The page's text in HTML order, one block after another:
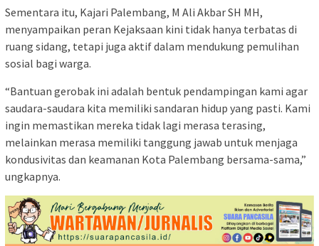
Sementara itu, Kajari Palembang, M Ali Akbar SH MH,
menyampaikan peran Kejaksaan kini tidak hanya terbatas di
ruang sidang, tetapi juga aktif dalam mendukung pemulihan
sosial bagi warga.
“Bantuan gerobak ini adalah bentuk pendampingan kami agar
saudara-saudara kita memiliki sandaran hidup yang pasti. Kami
ingin memastikan mereka tidak lagi merasa terasing,
melainkan merasa memiliki tanggung jawab untuk menjaga
kondusivitas dan keamanan Kota Palembang bersama-sama,”
ungkapnya.